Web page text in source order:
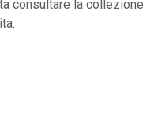
consultare la collezione